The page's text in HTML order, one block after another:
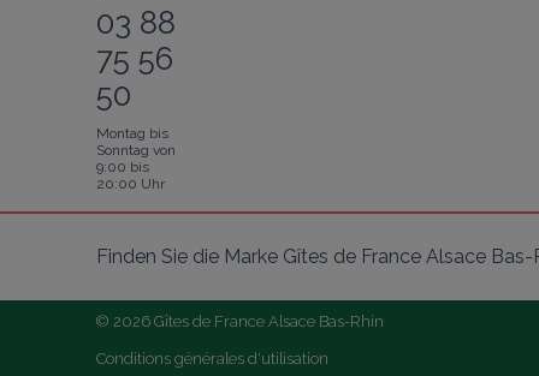
03 88
75 56
50
Montag bis
Sonntag von
9:00 bis
20:00 Uhr
Finden Sie die Marke Gîtes de France Alsace
© 2026 Gîtes de France Alsace Bas-Rhin
Conditions générales d'utilisation